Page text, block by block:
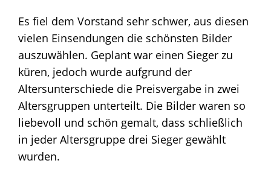
Es fiel dem Vorstand sehr schwer, aus diesen
vielen Einsendungen die schönsten Bilder
auszuwählen. Geplant war einen Sieger zu
küren, jedoch wurde aufgrund der
Altersunterschiede die Preisvergabe in zwei
Altersgruppen unterteilt. Die Bilder waren so
liebevoll und schön gemalt, dass schließlich
in jeder Altersgruppe drei Sieger gewählt
wurden.